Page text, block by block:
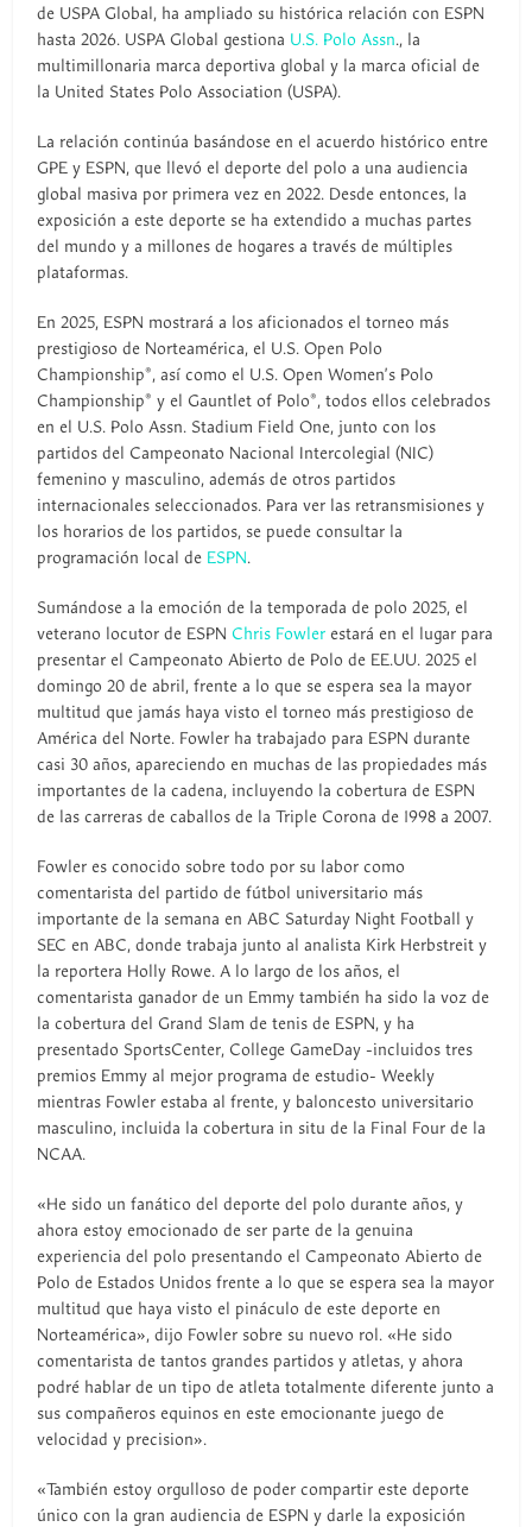
de USPA Global, ha ampliado su histórica relación con ESPN
hasta 2026. USPA Global gestiona U.S. Polo Assn., la
multimillonaria marca deportiva global y la marca oficial de
la United States Polo Association (USPA).
La relación continúa basándose en el acuerdo histórico entre
GPE y ESPN, que llevó el deporte del polo a una audiencia
global masiva por primera vez en 2022. Desde entonces, la
exposición a este deporte se ha extendido a muchas partes
del mundo y a millones de hogares a través de múltiples
plataformas.
En 2025, ESPN mostrará a los aficionados el torneo más
prestigioso de Norteamérica, el U.S. Open Polo
Championship®, así como el U.S. Open Women’s Polo
Championship® y el Gauntlet of Polo®, todos ellos celebrados
en el U.S. Polo Assn. Stadium Field One, junto con los
partidos del Campeonato Nacional Intercolegial (NIC)
femenino y masculino, además de otros partidos
internacionales seleccionados. Para ver las retransmisiones y
los horarios de los partidos, se puede consultar la
programación local de ESPN.
Sumándose a la emoción de la temporada de polo 2025, el
veterano locutor de ESPNChris Fowler estará en el lugar para
presentar el Campeonato Abierto de Polo de EE.UU. 2025 el
domingo 20 de abril, frente a lo que se espera sea la mayor
multitud que jamás haya visto el torneo más prestigioso de
América del Norte. Fowler ha trabajado para ESPN durante
casi 30 años, apareciendo en muchas de las propiedades más
importantes de la cadena, incluyendo la cobertura de ESPN
de las carreras de caballos de la Triple Corona de 1998 a 2007.
Fowler es conocido sobre todo por su labor como
comentarista del partido de fútbol universitario más
importante de la semana en ABC Saturday Night Football y
SEC en ABC, donde trabaja junto al analista Kirk Herbstreit y
la reportera Holly Rowe. A lo largo de los años, el
comentarista ganador de un Emmy también ha sido la voz de
la cobertura del Grand Slam de tenis de ESPN, y ha
presentado SportsCenter, College GameDay -incluidos tres
premios Emmy al mejor programa de estudio- Weekly
mientras Fowler estaba al frente, y baloncesto universitario
masculino, incluida la cobertura in situ de la Final Four de la
NCAA.
«He sido un fanático del deporte del polo durante años, y
ahora estoy emocionado de ser parte de la genuina
experiencia del polo presentando el Campeonato Abierto de
Polo de Estados Unidos frente a lo que se espera sea la mayor
multitud que haya visto el pináculo de este deporte en
Norteamérica», dijo Fowler sobre su nuevo rol. «He sido
comentarista de tantos grandes partidos y atletas, y ahora
podré hablar de un tipo de atleta totalmente diferente junto a
sus compañeros equinos en este emocionante juego de
velocidad y precision».
«También estoy orgulloso de poder compartir este deporte
único con la gran audiencia de ESPN y darle la exposición